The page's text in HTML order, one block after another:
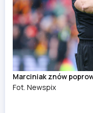
Marciniak znów
Fot. Newspix